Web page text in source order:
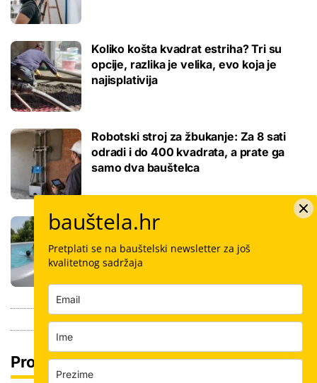
Koliko košta kvadrat estriha? Tri su
opcije, razlika je velika, evo koja je
najisplativija
Robotski stroj za žbukanje: Za 8 sati
odradi i do 400 kvadrata, a prate ga
samo dva bauštelca
Stigla nova generacija kućnih bazena!
kupanca samo jedan sat
Pročitaj još
bauštela.hr
Pretplati se na bauštelski newsletter za još
kvalitetnog sadržaja